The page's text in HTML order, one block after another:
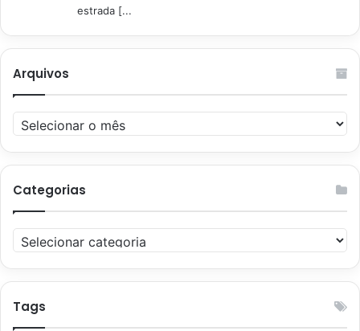
estrada [...
Arquivos
Arquivos
Categorias
Categorias
Tags